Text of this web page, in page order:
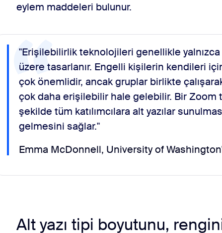
eylem maddeleri bulunur.
"Erişilebilirlik teknolojileri genellikle
üzere tasarlanır. Engelli kişilerin kendileri
çok önemlidir, ancak gruplar birlikte
çok daha erişilebilir hale gelebilir. Bir Zoom
şekilde tüm katılımcılara alt yazılar
gelmesini sağlar."
Emma McDonnell, University of
Alt yazı tipi boyutunu,